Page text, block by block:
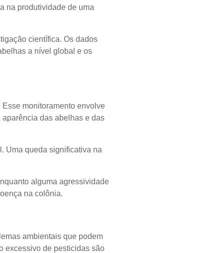
na produtividade de uma
científica. Os dados
a nível global e os
monitoramento envolve
das abelhas e das
Uma queda significativa na
alguma agressividade
na colônia.
ambientais que podem
excessivo de pesticidas são